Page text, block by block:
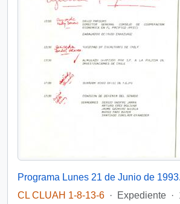
Programa Lunes 21 de Junio de 1993.
CL CLUAH 1-8-13-6 · Expediente ·